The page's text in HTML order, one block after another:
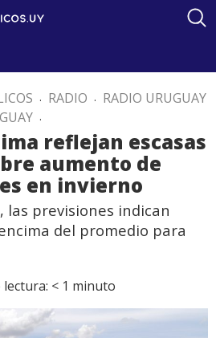
. RADIO . RADIO URUGUAY
.
reflejan escasas
aumento de
en invierno
las previsiones indican
del promedio para
< 1 minuto